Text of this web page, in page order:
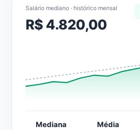
Salário mediano · histórico mensal
R$ 4.820,00
Mediana Média